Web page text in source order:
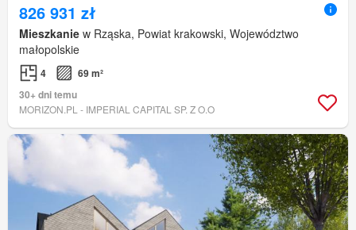
826 931 zł
Mieszkanie w Rząska, Powiat krakowski, Województwo
małopolskie
4
69 m²
30+ dni temu
MORIZON.PL - IMPERIAL CAPITAL SP. Z O.O